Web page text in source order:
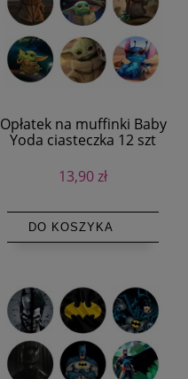
Opłatek na muffinki Baby
Yoda ciasteczka 12 szt
13,90 zł
DO KOSZYKA